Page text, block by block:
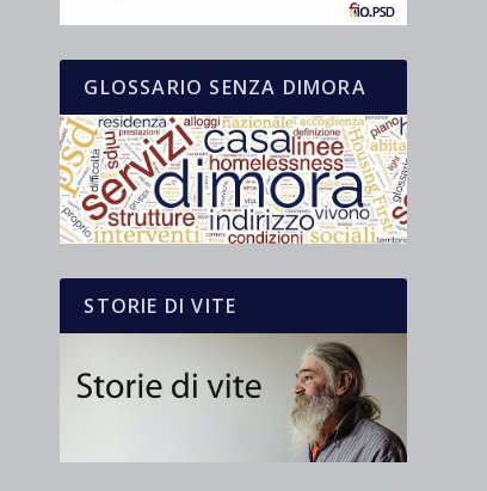
GLOSSARIO SENZA DIMORA
STORIE DI VITE